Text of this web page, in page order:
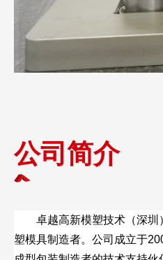
公司简介
卓越高新模塑技术（深
塑模具制造者。公司成立于